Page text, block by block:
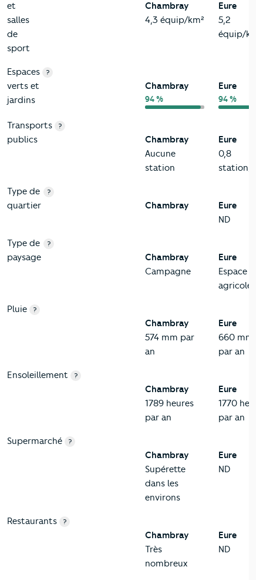
et
salles
de
sport
Chambray
4,3 équip/km²
Eure
5,2
équip/km²
Espaces
verts et
jardins
?
Chambray
94 %
Eure
94 %
Transports
publics
?
Chambray
Aucune
station
Eure
0,8
station/
Type de
quartier
?
Chambray
Eure
ND
Type de
paysage
?
Chambray
Campagne
Eure
Espace
agricole
Pluie ?
Chambray
574 mm par
an
Eure
660 mm
par an
Ensoleillement ?
Chambray
1789 heures
par an
Eure
1770
par an
Supermarché ?
Chambray
Supérette
dans les
environs
Eure
ND
Restaurants ?
Chambray
Très
nombreux
Eure
ND